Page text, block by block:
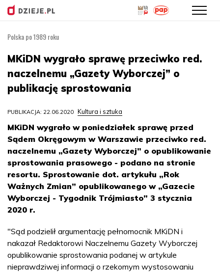
treści
Polska po 1989 roku
MKiDN wygrało sprawę przeciwko red.
naczelnemu „Gazety Wyborczej” o
publikację sprostowania
PUBLIKACJA: 22.06.2020 Kultura i sztuka
MKiDN wygrało w poniedziałek sprawę przed
Sądem Okręgowym w Warszawie przeciwko red.
naczelnemu „Gazety Wyborczej” o opublikowanie
sprostowania prasowego - podano na stronie
resortu. Sprostowanie dot. artykułu „Rok
Ważnych Zmian” opublikowanego w „Gazecie
Wyborczej - Tygodnik Trójmiasto” 3 stycznia
2020 r.
"Sąd podzielił argumentację pełnomocnik MKiDN i
nakazał Redaktorowi Naczelnemu Gazety Wyborczej
opublikowanie sprostowania podanej w artykule
nieprawdziwej informacji o rzekomym wystosowaniu